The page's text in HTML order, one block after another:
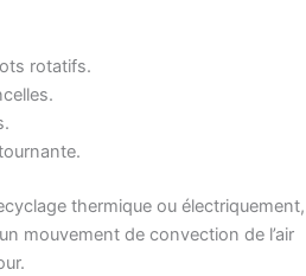
rotatifs.
ther­mique ou élec­tri­que­ment,
mou­ve­ment de convec­tion de l’air